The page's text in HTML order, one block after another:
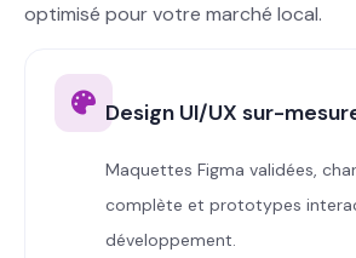
optimisé pour votre marché local.
Design UI/UX sur-
Maquettes Figma validées,
complète et prototypes
développement.